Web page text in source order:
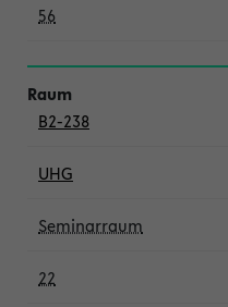
56
B2-238
UHG
Seminarraum
22